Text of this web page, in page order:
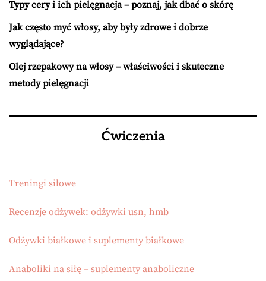
Typy cery i ich pielęgnacja – poznaj, jak dbać o skórę
Jak często myć włosy, aby były zdrowe i dobrze
wyglądające?
Olej rzepakowy na włosy – właściwości i skuteczne
metody pielęgnacji
Ćwiczenia
Treningi siłowe
Recenzje odżywek: odżywki usn, hmb
Odżywki białkowe i suplementy białkowe
Anaboliki na siłę – suplementy anaboliczne